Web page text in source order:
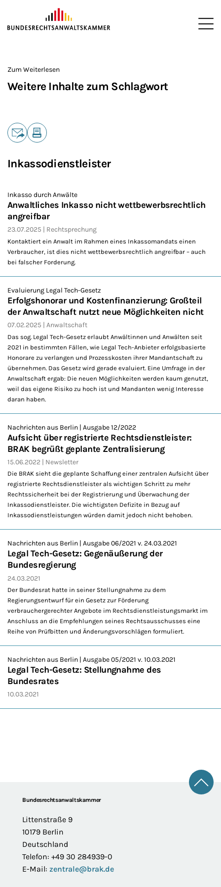
ZUM HAUPTINHALT SPRINGEN
Zum Weiterlesen
Weitere Inhalte zum Schlagwort
Teilen
Inkassodienstleister
Inkasso durch Anwälte
Anwaltliches Inkasso nicht wettbewerbsrechtlich
angreifbar
23.07.2025 Rechtsprechung
Kontaktiert ein Anwalt im Rahmen eines Inkassomandats einen
Verbraucher, ist dies nicht wettbewerbsrechtlich angreifbar – auch
bei falscher Forderung.
Evaluierung Legal Tech-Gesetz
Erfolgshonorar und Kostenfinanzierung: Großteil
der Anwaltschaft nutzt neue Möglichkeiten nicht
07.02.2025 Anwaltschaft
Das sog. Legal Tech-Gesetz erlaubt Anwältinnen und Anwälten seit
2021 in bestimmten Fällen, wie Legal Tech-Anbieter erfolgsbasierte
Honorare zu verlangen und Prozesskosten ihrer Mandantschaft zu
übernehmen. Das Gesetz wird gerade evaluiert. Eine Umfrage in der
Anwaltschaft ergab: Die neuen Möglichkeiten werden kaum genutzt,
weil das eigene Risiko zu hoch ist und Mandanten wenig Interesse
daran haben.
Nachrichten aus Berlin | Ausgabe 12/2022
Aufsicht über registrierte Rechtsdienstleister:
BRAK begrüßt geplante Zentralisierung
15.06.2022 Newsletter
Die BRAK sieht die geplante Schaffung einer zentralen Aufsicht über
registrierte Rechtsdienstleister als wichtigen Schritt zu mehr
Rechtssicherheit bei der Registrierung und Überwachung der
Inkassodienstleister. Die wichtigsten Defizite in Bezug auf
Inkassodienstleistungen würden damit jedoch nicht behoben.
Nachrichten aus Berlin | Ausgabe 06/2021 v. 24.03.2021
Legal Tech-Gesetz: Gegenäußerung der
Bundesregierung
24.03.2021
Der Bundesrat hatte in seiner Stellungnahme zu dem
Regierungsentwurf für ein Gesetz zur Förderung
verbrauchergerechter Angebote im Rechtsdienstleistungsmarkt im
Anschluss an die Empfehlungen seines Rechtsausschusses eine
Reihe von Prüfbitten und Änderungsvorschlägen formuliert.
Nachrichten aus Berlin | Ausgabe 05/2021 v. 10.03.2021
Legal Tech-Gesetz: Stellungnahme des
Bundesrates
10.03.2021
FooterBundesrechtsanwaltskammer
Littenstraße 9
10179 Berlin
Deutschland
Telefon: +49 30 284939-0
E-Mail: zentrale@brak.de